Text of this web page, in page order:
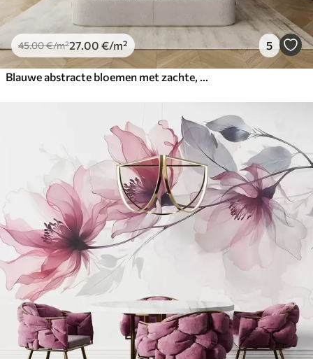
45.00€/m²27 .00 €/m² 5